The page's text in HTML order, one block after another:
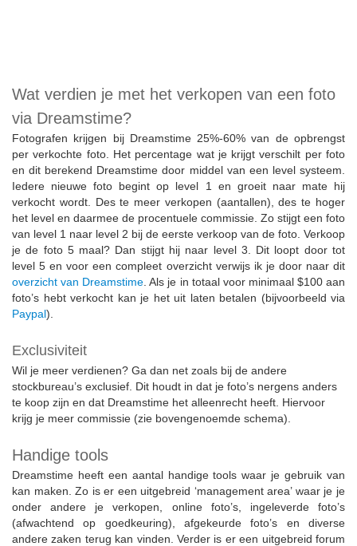
Wat verdien je met het verkopen van een foto
via Dreamstime?
Fotografen krijgen bij Dreamstime 25%-60% van de opbrengst
per verkochte foto. Het percentage wat je krijgt verschilt per foto
en dit berekend Dreamstime door middel van een level systeem.
Iedere nieuwe foto begint op level 1 en groeit naar mate hij
verkocht wordt. Des te meer verkopen (aantallen), des te hoger
het level en daarmee de procentuele commissie. Zo stijgt een foto
van level 1 naar level 2 bij de eerste verkoop van de foto. Verkoop
je de foto 5 maal? Dan stijgt hij naar level 3. Dit loopt door tot
level 5 en voor een compleet overzicht verwijs ik je door naar dit
overzicht van Dreamstime . Als je in totaal voor minimaal $100 aan
foto’s hebt verkocht kan je het uit laten betalen (bijvoorbeeld via
Paypal).
Exclusiviteit
Wil je meer verdienen? Ga dan net zoals bij de andere
stockbureau’s exclusief. Dit houdt in dat je foto’s nergens anders
te koop zijn en dat Dreamstime het alleenrecht heeft. Hiervoor
krijg je meer commissie (zie bovengenoemde schema).
Handige tools
Dreamstime heeft een aantal handige tools waar je gebruik van
kan maken. Zo is er een uitgebreid ‘management area’ waar je je
onder andere je verkopen, online foto’s, ingeleverde foto’s
(afwachtend op goedkeuring), afgekeurde foto’s en diverse
andere zaken terug kan vinden. Verder is er een uitgebreid forum